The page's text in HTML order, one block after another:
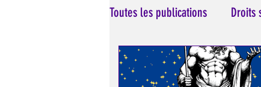
Toutes les publications Droits
Manipulation/Perversion